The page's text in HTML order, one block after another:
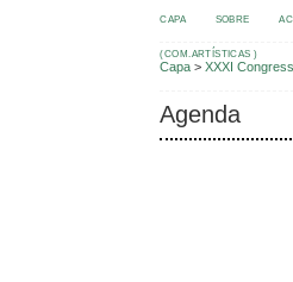
CAPA SOBRE
(COM.ARTÍSTICAS )
Capa >XXXI
Agenda